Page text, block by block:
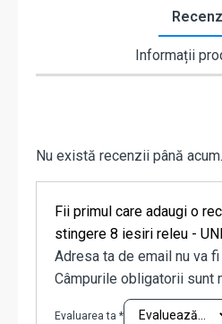
Informații
Nu există recenzii până acum.
Fii primul care adaugi o
stingere 8 iesiri releu -
Adresa ta de email nu va
Câmpurile obligatorii sunt
Evaluarea ta *